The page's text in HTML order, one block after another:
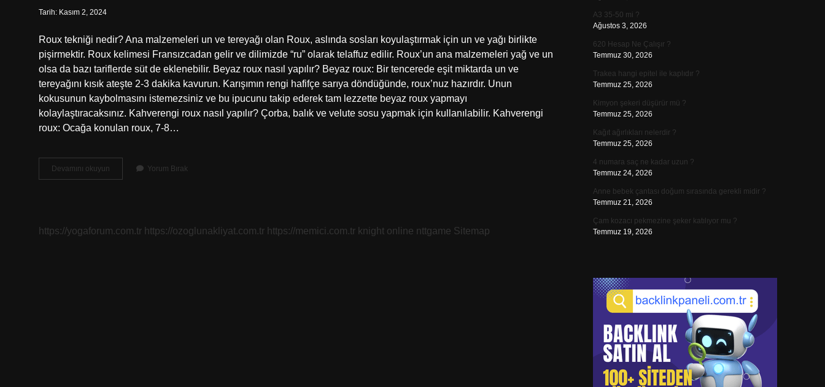
Tarih: Kasım 2, 2024
Roux tekniği nedir? Ana malzemeleri un ve tereyağı olan Roux, aslında sosları koyulaştırmak için un ve yağı birlikte
pişirmektir. Roux kelimesi Fransızcadan gelir ve dilimizde “ru” olarak telaffuz edilir. Roux’un ana malzemeleri yağ ve un
olsa da bazı tariflerde süt de eklenebilir. Beyaz roux nasıl yapılır? Beyaz roux: Bir tencerede eşit miktarda un ve
tereyağını kısık ateşte 2-3 dakika kavurun. Karışımın rengi hafifçe sarıya döndüğünde, roux’nuz hazırdır. Unun
kokusunun kaybolmasını istemezsiniz ve bu ipucunu takip ederek tam lezzette beyaz roux yapmayı
kolaylaştıracaksınız. Kahverengi roux nasıl yapılır? Çorba, balık ve velute sosu yapmak için kullanılabilir. Kahverengi
roux: Ocağa konulan roux, 7-8…
Devamını okuyun
Nasıl
Yorum Bırak
https://yogaforum.com.tr https://ozoglunakliyat.com.tr https://memici.com.tr knight online nttgame Sitemap
A3 35-50 mi ?
Ağustos 3, 2026
620 Hesap Ne Çalışır ?
Temmuz 30, 2026
Trakea hangi epitel ile kaplıdır ?
Temmuz 25, 2026
Kimyon şekeri düşürür mü ?
Temmuz 25, 2026
Kağıt ağırlıkları nelerdir ?
Temmuz 25, 2026
4 numara saç ne kadar uzun ?
Temmuz 24, 2026
Anne bebek çantası doğum sırasında gerekli midir ?
Temmuz 21, 2026
Çam kozacı pekmezine şeker katılıyor mu ?
Temmuz 19, 2026